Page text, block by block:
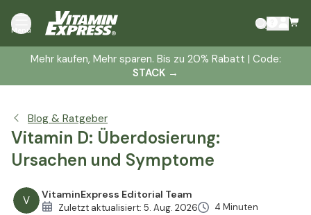
Menü
Mehr kaufen, Mehr sparen. Bis zu 20% Rabatt | Code:
STACK →
Blog & Ratgeber
Vitamin D: Überdosierung:
Ursachen und Symptome
V VitaminExpress Editorial Team
Zuletzt aktualisiert: 5. Aug. 2026 4 Minuten
Wie entsteht eine Vitamin-D-Überdosierung?
Überdosierung typisch?
Wie wird eine Überdosierung mit Vitamin D
Wie wird eine Vitamin-D-Vergiftung behandelt?
Vitamin-D-Überdosierung: Die wichtigsten Infos